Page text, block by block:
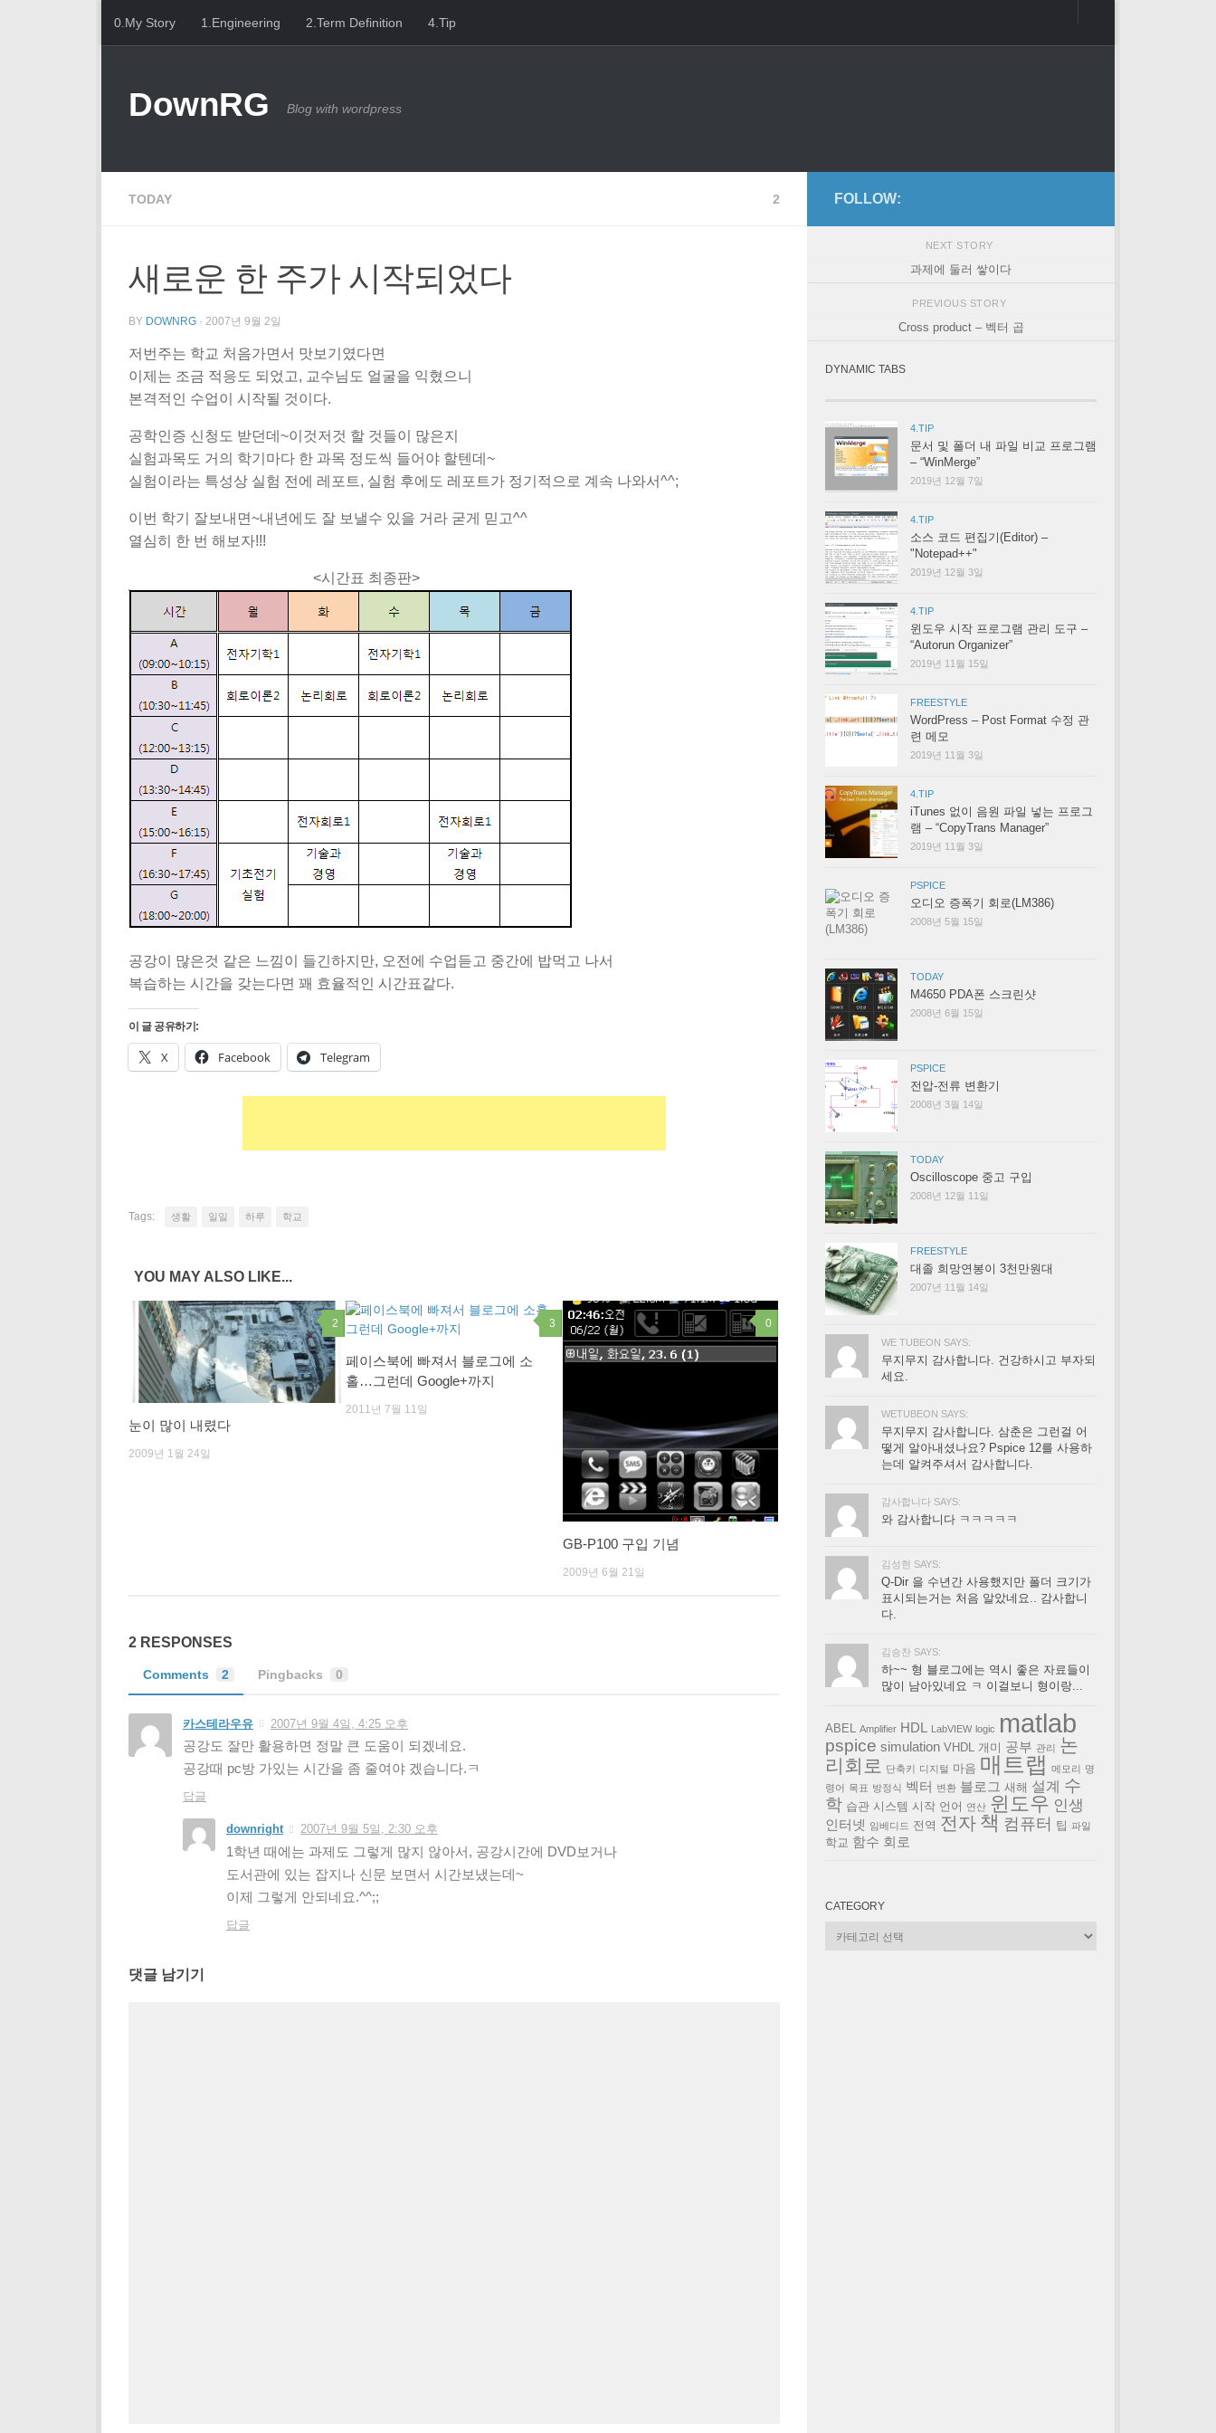
Skip to content
0.My Story 1.Engineering 2.Term Definition 4.Tip
DownRG Blog with wordpress
TODAY 2
새로운 한 주가 시작되었다
BY DOWNRG · 2007년 9월 2일
저번주는 학교 처음가면서 맛보기였다면
이제는 조금 적응도 되었고, 교수님도 얼굴을 익혔으니
본격적인 수업이 시작될 것이다.
공학인증 신청도 받던데~이것저것 할 것들이 많은지
실험과목도 거의 학기마다 한 과목 정도씩 들어야 할텐데~
실험이라는 특성상 실험 전에 레포트, 실험 후에도 레포트가 정기적으로 계속 나와서^^;
이번 학기 잘보내면~내년에도 잘 보낼수 있을 거라 굳게 믿고^^
열심히 한 번 해보자!!!
<시간표 최종판>
공강이 많은것 같은 느낌이 들긴하지만, 오전에 수업듣고 중간에 밥먹고 나서
복습하는 시간을 갖는다면 꽤 효율적인 시간표같다.
이 글 공유하기:
X Facebook Telegram
Tags: 생활 일일 하루 학교
YOU MAY ALSO LIKE...
2
눈이 많이 내렸다
2009년 1월 24일
3
페이스북에 빠져서 블로그에 소
홀…그런데 Google+까지
2011년 7월 11일
0
GB-P100 구입 기념
2009년 6월 21일
2 RESPONSES
Comments 2 Pingbacks 0
카스테라우유 2007년 9월 4일, 4:25 오후
공강도 잘만 활용하면 정말 큰 도움이 되겠네요.
공강때 pc방 가있는 시간을 좀 줄여야 겠습니다.ㅋ
답글
downright 2007년 9월 5일, 2:30 오후
1학년 때에는 과제도 그렇게 많지 않아서, 공강시간에 DVD보거나
도서관에 있는 잡지나 신문 보면서 시간보냈는데~
이제 그렇게 안되네요.^^;;
답글
댓글 남기기
FOLLOW:
NEXT STORY
과제에 둘러 쌓이다
PREVIOUS STORY
Cross product – 벡터 곱
DYNAMIC TABS
4.TIP
문서 및 폴더 내 파일 비교 프로그램
– “WinMerge”
2019년 12월 7일
4.TIP
소스 코드 편집기(Editor) –
"Notepad++"
2019년 12월 3일
4.TIP
윈도우 시작 프로그램 관리 도구 –
“Autorun Organizer”
2019년 11월 15일
FREESTYLE
WordPress – Post Format 수정 관
련 메모
2019년 11월 3일
4.TIP
iTunes 없이 음원 파일 넣는 프로그
램 – “CopyTrans Manager”
2019년 11월 3일
PSPICE
오디오 증폭기 회로(LM386)
2008년 5월 15일
TODAY
M4650 PDA폰 스크린샷
2008년 6월 15일
PSPICE
전압-전류 변환기
2008년 3월 14일
TODAY
Oscilloscope 중고 구입
2008년 12월 11일
FREESTYLE
대졸 희망연봉이 3천만원대
2007년 11월 14일
WE TUBEON SAYS:
무지무지 감사합니다. 건강하시고 부자되
세요.
WETUBEON SAYS:
무지무지 감사합니다. 삼춘은 그런걸 어
떻게 알아내셨나요? Pspice 12를 사용하
는데 알켜주셔서 감사합니다.
감사합니다 SAYS:
와 감사합니다 ㅋㅋㅋㅋㅋ
김성현 SAYS:
Q-Dir 을 수년간 사용했지만 폴더 크기가
표시되는거는 처음 알았네요.. 감사합니
다.
김승찬 SAYS:
하~~ 형 블로그에는 역시 좋은 자료들이
많이 남아있네요 ㅋ 이걸보니 형이랑...
ABEL Amplifier HDL LabVIEW logic matlab
pspice simulation VHDL 개미 공부 관리
논
리회로
단축키 디지털 마음 매트랩 메모리
명
령어 목표 방정식 벡터 변환 블로그 새해 설계 수
학 습관 시스템 시작 언어 연산 윈도우 인생
인터넷 임베디드 전역 전자 책 컴퓨터 팁 파일
학교 함수 회로
CATEGORY
Category